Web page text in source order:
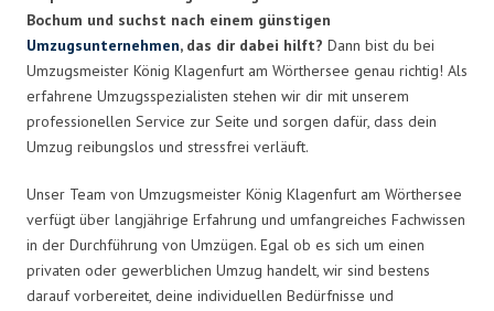
Bochum und suchst nach einem günstigen
Umzugsunternehmen, das dir dabei hilft? Dann bist du bei
Umzugsmeister König Klagenfurt am Wörthersee genau richtig! Als
erfahrene Umzugsspezialisten stehen wir dir mit unserem
professionellen Service zur Seite und sorgen dafür, dass dein
Umzug reibungslos und stressfrei verläuft.
Unser Team von Umzugsmeister König Klagenfurt am Wörthersee
verfügt über langjährige Erfahrung und umfangreiches Fachwissen
in der Durchführung von Umzügen. Egal ob es sich um einen
privaten oder gewerblichen Umzug handelt, wir sind bestens
darauf vorbereitet, deine individuellen Bedürfnisse und